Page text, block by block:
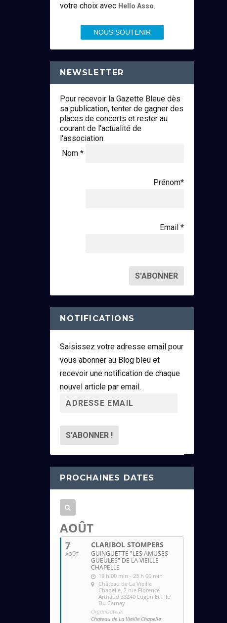
votre choix avec Hello Asso.
NOUS SOUTENIR
NEWSLETTER
Pour recevoir la Gazette Bleue dès
sa publication, tenter de gagner des
places de concerts et rester au
courant de l'actualité de
l'association.
Nom *
Prénom*
Email *
NOTIFICATIONS
Saisissez votre adresse email pour
vous abonner au Blog bleu et
recevoir une notification de chaque
nouvel article par email.
r
s
s
e
m
i
PROCHAINES DATES
AOÛT
7
AOÛT
CLARIBOL STOMPERS
GUINGUETTE "LES AMUSES-
GUEULES" DE LA VIEILLE
CHAPELLE
19 h 00 min - 23 h 00 min
Château de La Vieille
Chapelle , 2 rue Florence
Arthaud 33240 Lugon Et l Ile
Du Carnay
Organisateur:
Chateau de La Vieille Chapelle